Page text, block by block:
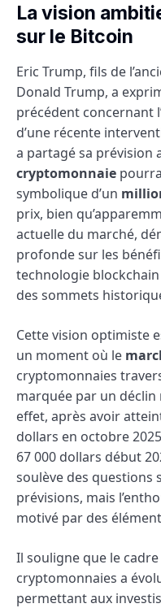
La vision
sur le Bitcoin
Eric Trump, fils de
Donald Trump, a
précédent concernant
d’une récente
a partagé sa prévision
cryptomonnaie
symbolique d’un
prix, bien
actuelle du marché,
profonde sur les
technologie
des sommets
Cette vision optimiste
un moment où le
cryptomonnaies
marquée par un déclin
effet, après avoir
dollars en octobre
67 000 dollars début
soulève des questions
prévisions, mais
motivé par des
Il souligne que le
cryptomonnaies a
permettant aux